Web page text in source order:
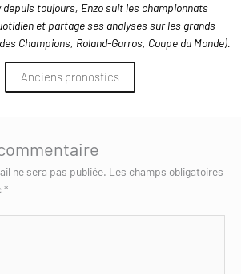
depuis toujours, Enzo suit les championnats
et partage ses analyses sur les grands
Champions, Roland-Garros, Coupe du Monde).
Anciens pronostics
ne sera pas publiée. Les champs obligatoires
*